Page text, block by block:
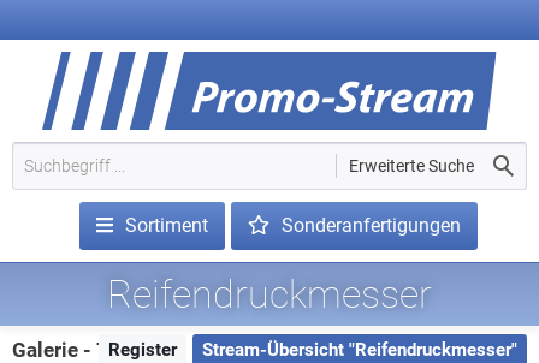
Sortiment Sonderanfertigungen
Erweiterte Suche
Reifendruckmesser
Galerie - 7 Treffer
Register Stream-Übersicht "Reifendruckmesser"